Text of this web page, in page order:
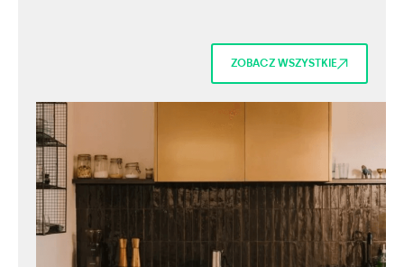
ZOBACZ WSZYSTKIE